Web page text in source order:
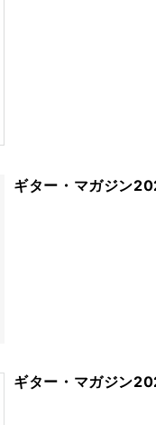
ギター・マガジン
ギター・マガジン